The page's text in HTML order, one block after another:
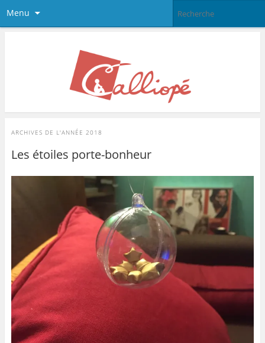
Menu
ARCHIVES DE L'ANNÉE 2018
Les étoiles porte-bonheur